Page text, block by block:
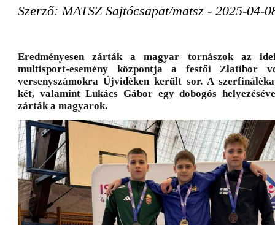
Szerző: MATSZ Sajtócsapat/matsz - 2025-04-
Eredményesen zárták a magyar tornászok az
multisport-esemény központja a festői Zlatibor
versenyszámokra Újvidéken került sor. A
két, valamint Lukács Gábor egy dobogós
zárták a magyarok.